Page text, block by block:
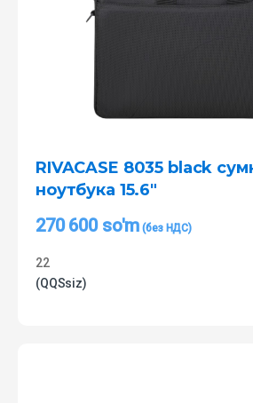
RIVACASE 8035 black
ноутбука 15.6″
270 600 so'm
22
(QQSsiz)